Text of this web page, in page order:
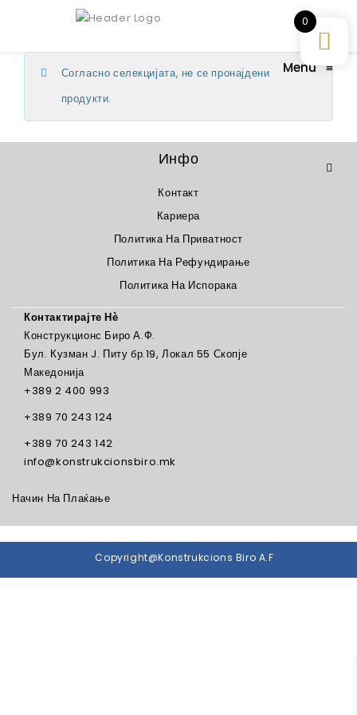
Menu≡
Согласно селекцијата, не се пронајдени
продукти.
Инфо
Контакт
Кариера
Политика На Приватност
Политика На Рефундирање
Политика На Испорака
Контактирајте Нѐ
Конструкционс Биро А.Ф.
Бул. Кузман J. Питу бр.19, Локал 55 Скопје
Македонија
+389 2 400 993
+389 70 243 124
+389 70 243 142
info@konstrukcionsbiro.mk
Начин На Плаќање
Copyright@Konstrukcions Biro A.F
0